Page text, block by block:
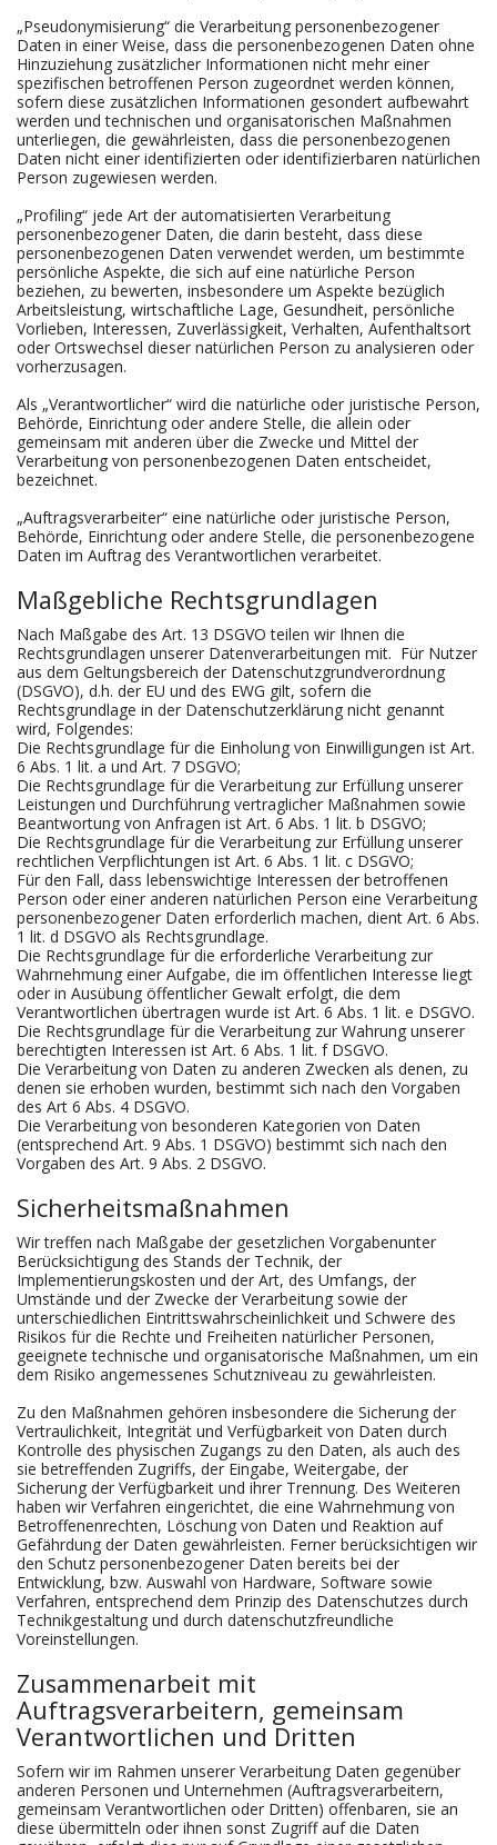
„Pseudonymisierung“ die Verarbeitung personenbezogener
Daten in einer Weise, dass die personenbezogenen Daten ohne
Hinzuziehung zusätzlicher Informationen nicht mehr einer
spezifischen betroffenen Person zugeordnet werden können,
sofern diese zusätzlichen Informationen gesondert aufbewahrt
werden und technischen und organisatorischen Maßnahmen
unterliegen, die gewährleisten, dass die personenbezogenen
Daten nicht einer identifizierten oder identifizierbaren natürlichen
Person zugewiesen werden.
„Profiling“ jede Art der automatisierten Verarbeitung
personenbezogener Daten, die darin besteht, dass diese
personenbezogenen Daten verwendet werden, um bestimmte
persönliche Aspekte, die sich auf eine natürliche Person
beziehen, zu bewerten, insbesondere um Aspekte bezüglich
Arbeitsleistung, wirtschaftliche Lage, Gesundheit, persönliche
Vorlieben, Interessen, Zuverlässigkeit, Verhalten, Aufenthaltsort
oder Ortswechsel dieser natürlichen Person zu analysieren oder
vorherzusagen.
Als „Verantwortlicher“ wird die natürliche oder juristische Person,
Behörde, Einrichtung oder andere Stelle, die allein oder
gemeinsam mit anderen über die Zwecke und Mittel der
Verarbeitung von personenbezogenen Daten entscheidet,
bezeichnet.
„Auftragsverarbeiter“ eine natürliche oder juristische Person,
Behörde, Einrichtung oder andere Stelle, die personenbezogene
Daten im Auftrag des Verantwortlichen verarbeitet.
Maßgebliche Rechtsgrundlagen
Nach Maßgabe des Art. 13 DSGVO teilen wir Ihnen die
Rechtsgrundlagen unserer Datenverarbeitungen mit. Für Nutzer
aus dem Geltungsbereich der Datenschutzgrundverordnung
(DSGVO), d.h. der EU und des EWG gilt, sofern die
Rechtsgrundlage in der Datenschutzerklärung nicht genannt
wird, Folgendes:
Die Rechtsgrundlage für die Einholung von Einwilligungen ist Art.
6 Abs. 1 lit. a und Art. 7 DSGVO;
Die Rechtsgrundlage für die Verarbeitung zur Erfüllung unserer
Leistungen und Durchführung vertraglicher Maßnahmen sowie
Beantwortung von Anfragen ist Art. 6 Abs. 1 lit. b DSGVO;
Die Rechtsgrundlage für die Verarbeitung zur Erfüllung unserer
rechtlichen Verpflichtungen ist Art. 6 Abs. 1 lit. c DSGVO;
Für den Fall, dass lebenswichtige Interessen der betroffenen
Person oder einer anderen natürlichen Person eine Verarbeitung
personenbezogener Daten erforderlich machen, dient Art. 6 Abs.
1 lit. d DSGVO als Rechtsgrundlage.
Die Rechtsgrundlage für die erforderliche Verarbeitung zur
Wahrnehmung einer Aufgabe, die im öffentlichen Interesse liegt
oder in Ausübung öffentlicher Gewalt erfolgt, die dem
Verantwortlichen übertragen wurde ist Art. 6 Abs. 1 lit. e DSGVO.
Die Rechtsgrundlage für die Verarbeitung zur Wahrung unserer
berechtigten Interessen ist Art. 6 Abs. 1 lit. f DSGVO.
Die Verarbeitung von Daten zu anderen Zwecken als denen, zu
denen sie erhoben wurden, bestimmt sich nach den Vorgaben
des Art 6 Abs. 4 DSGVO.
Die Verarbeitung von besonderen Kategorien von Daten
(entsprechend Art. 9 Abs. 1 DSGVO) bestimmt sich nach den
Vorgaben des Art. 9 Abs. 2 DSGVO.
Sicherheitsmaßnahmen
Wir treffen nach Maßgabe der gesetzlichen Vorgabenunter
Berücksichtigung des Stands der Technik, der
Implementierungskosten und der Art, des Umfangs, der
Umstände und der Zwecke der Verarbeitung sowie der
unterschiedlichen Eintrittswahrscheinlichkeit und Schwere des
Risikos für die Rechte und Freiheiten natürlicher Personen,
geeignete technische und organisatorische Maßnahmen, um ein
dem Risiko angemessenes Schutzniveau zu gewährleisten.
Zu den Maßnahmen gehören insbesondere die Sicherung der
Vertraulichkeit, Integrität und Verfügbarkeit von Daten durch
Kontrolle des physischen Zugangs zu den Daten, als auch des
sie betreffenden Zugriffs, der Eingabe, Weitergabe, der
Sicherung der Verfügbarkeit und ihrer Trennung. Des Weiteren
haben wir Verfahren eingerichtet, die eine Wahrnehmung von
Betroffenenrechten, Löschung von Daten und Reaktion auf
Gefährdung der Daten gewährleisten. Ferner berücksichtigen wir
den Schutz personenbezogener Daten bereits bei der
Entwicklung, bzw. Auswahl von Hardware, Software sowie
Verfahren, entsprechend dem Prinzip des Datenschutzes durch
Technikgestaltung und durch datenschutzfreundliche
Voreinstellungen.
Zusammenarbeit mit
Auftragsverarbeitern, gemeinsam
Verantwortlichen und Dritten
Sofern wir im Rahmen unserer Verarbeitung Daten gegenüber
anderen Personen und Unternehmen (Auftragsverarbeitern,
gemeinsam Verantwortlichen oder Dritten) offenbaren, sie an
diese übermitteln oder ihnen sonst Zugriff auf die Daten